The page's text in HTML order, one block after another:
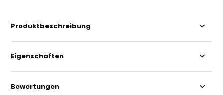
Produktbeschreibung
Eigenschaften
Bewertungen